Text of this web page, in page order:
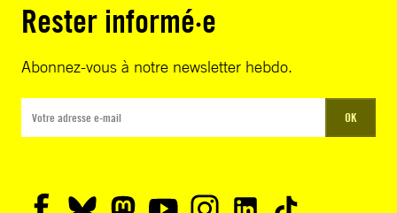
Rester informé·e
Abonnez-vous à notre newsletter hebdo.
OK